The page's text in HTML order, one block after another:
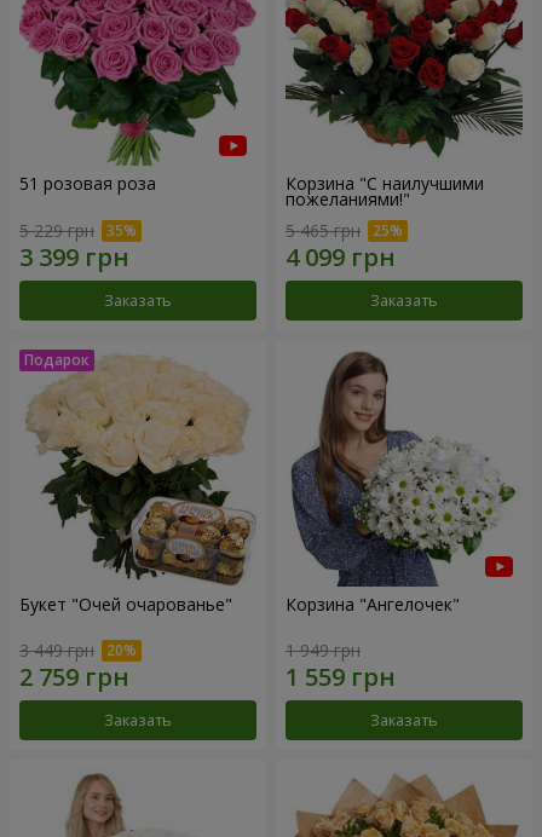
51 розовая роза
5 229 грн
Заказать
Корзина "С наилучшими
пожеланиями!"
5 465 грн
Заказать
Букет "Очей очарованье"
3 449 грн
Заказать
Корзина "Ангелочек"
1 949 грн
Заказать